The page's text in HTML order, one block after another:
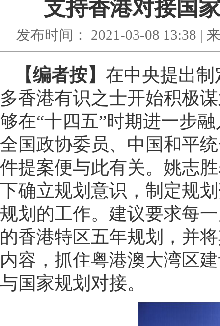
支持香港对接国
发布时间： 2021-03-08 13:38 |
【编者按】 在中央提出制
多香港有识之士开始积极
够在“十四五”时期进一步
全国政协委员、中国和平
件提案便与此有关。姚志
下确立规划意识，制定规
规划的工作。建议要求每
的香港特区五年规划，并
内容，抓住粤港澳大湾区
与国家规划对接。